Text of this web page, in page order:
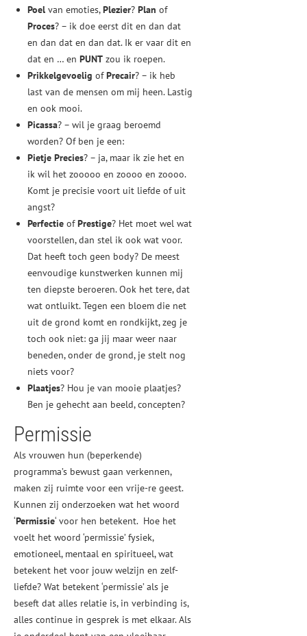
Poel van emoties,Plezier? Plan of
Proces? – ik doe eerst dit en dan dat
en dan dat en dan dat. Ik er vaar dit en
dat en … en PUNT zou ik roepen.
Prikkelgevoelig ofPrecair? – ik heb
last van de mensen om mij heen. Lastig
en ook mooi.
Picassa? – wil je graag beroemd
worden? Of ben je een:
Pietje Precies? – ja, maar ik zie het en
ik wil het zooooo en zoooo en zoooo.
Komt je precisie voort uit liefde of uit
angst?
Perfectie ofPrestige? Het moet wel wat
voorstellen, dan stel ik ook wat voor.
Dat heeft toch geen body? De meest
eenvoudige kunstwerken kunnen mij
ten diepste beroeren. Ook het tere, dat
wat ontluikt. Tegen een bloem die net
uit de grond komt en rondkijkt, zeg je
toch ook niet: ga jij maar weer naar
beneden, onder de grond, je stelt nog
niets voor?
Plaatjes? Hou je van mooie plaatjes?
Ben je gehecht aan beeld, concepten?
Permissie
Als vrouwen hun (beperkende)
programma’s bewust gaan verkennen,
maken zij ruimte voor een vrije-re geest.
Kunnen zij onderzoeken wat het woord
‘Permissie‘ voor hen betekent. Hoe het
voelt het woord ‘permissie’ fysiek,
emotioneel, mentaal en spiritueel, wat
betekent het voor jouw welzijn en zelf-
liefde? Wat betekent ‘permissie’ als je
beseft dat alles relatie is, in verbinding is,
alles continue in gesprek is met elkaar. Als